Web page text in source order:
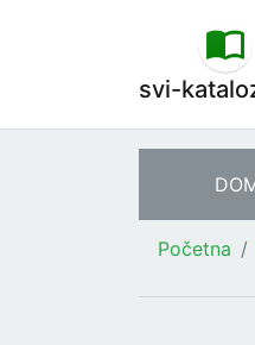
svi-
Početna